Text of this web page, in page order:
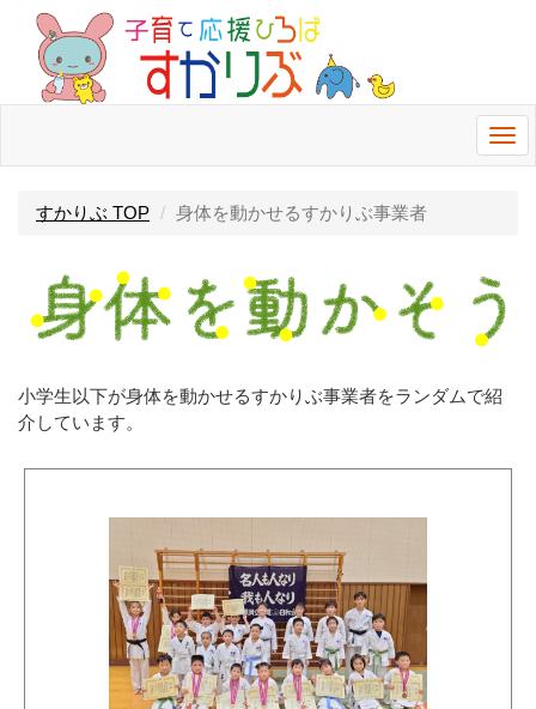
すかりぶ TOP 身体を動かせるすかりぶ事業者
小学生以下が身体を動かせるすかりぶ事業者をランダムで紹
介しています。